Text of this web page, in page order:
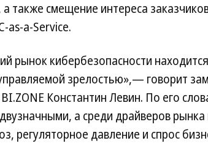
а также смещение интереса
as-a-Service.
рынок кибербезопасности
зрелостью»,— говорит
Константин Левин. По его
а среди драйверов
регуляторное давление и спрос